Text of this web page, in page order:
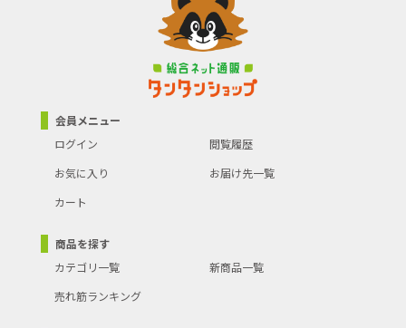
会員メニュー
ログイン
閲覧履歴
お気に入り
お届け先一覧
カート
商品を探す
カテゴリ一覧
新商品一覧
売れ筋ランキング